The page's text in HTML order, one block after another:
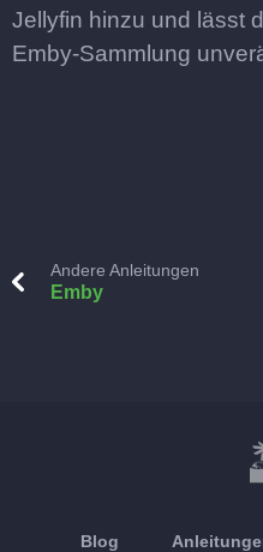
Jellyfin hinzu und lässt
Emby-Sammlung
Andere Anleitungen
Emby
Blog